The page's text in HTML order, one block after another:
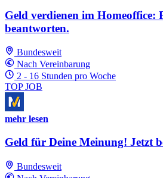
Geld verdienen im Homeoffice:
beantworten.
Bundesweit
Nach Vereinbarung
2 - 16 Stunden pro Woche
TOP JOB
mehr lesen
Geld für Deine Meinung! Jetzt
Bundesweit